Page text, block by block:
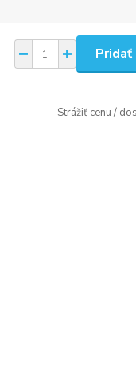
Pridať
Strážiť cenu /